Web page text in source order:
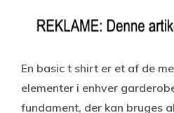
En basic t shirt er et af de
elementer i enhver
fundament, der kan bruges